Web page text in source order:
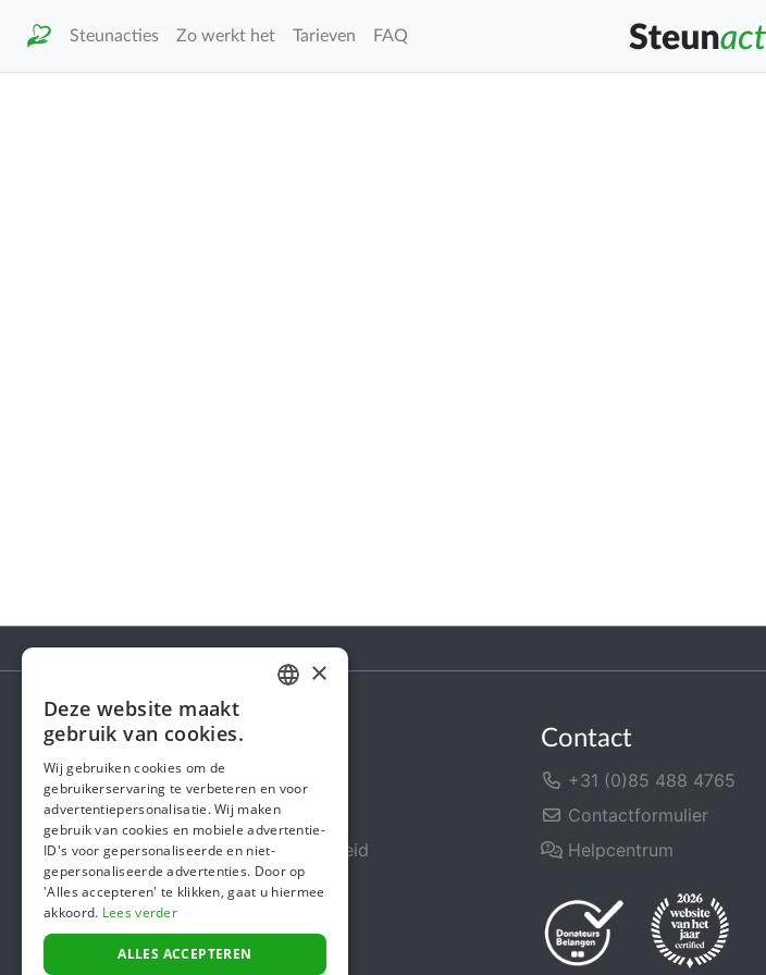
Steunacties Zo werkt het Tarieven FAQ
Steunactie
Over ons
In de media
Veiligheid & Betrouwbaarheid
Algemene voorwaarden
Privacybeleid
Cookiebeleid
Contact
+31 (0)85 488 4765
Contactformulier
Helpcentrum
ENGLISH
×
Deze website maakt
gebruik van cookies.
Wij gebruiken cookies om de
gebruikerservaring te verbeteren en voor
advertentiepersonalisatie. Wij maken
gebruik van cookies en mobiele advertentie-
ID's voor gepersonaliseerde en niet-
gepersonaliseerde advertenties. Door op
'Alles accepteren' te klikken, gaat u hiermee
akkoord. Lees verder
ALLES ACCEPTEREN